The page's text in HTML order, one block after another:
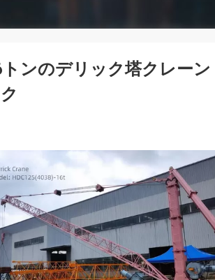
ンのデリック塔クレー